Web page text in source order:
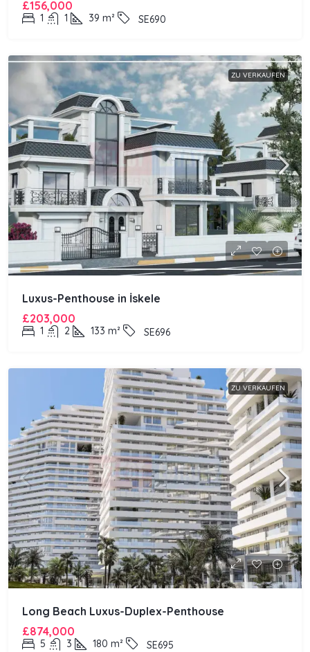
£156,000
1 1 39 m² SE690
ZU VERKAUFEN
Luxus-Penthouse in İskele
£203,000
1 2 133 m² SE696
ZU VERKAUFEN
Long Beach Luxus-Duplex-Penthouse
£874,000
5 3 180 m² SE695